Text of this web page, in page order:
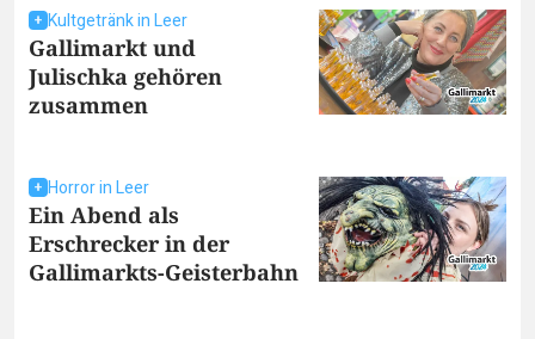
Kultgetränk in Leer
Gallimarkt und
Julischka gehören
zusammen
Horror in Leer
Ein Abend als
Erschrecker in der
Gallimarkts-Geisterbahn